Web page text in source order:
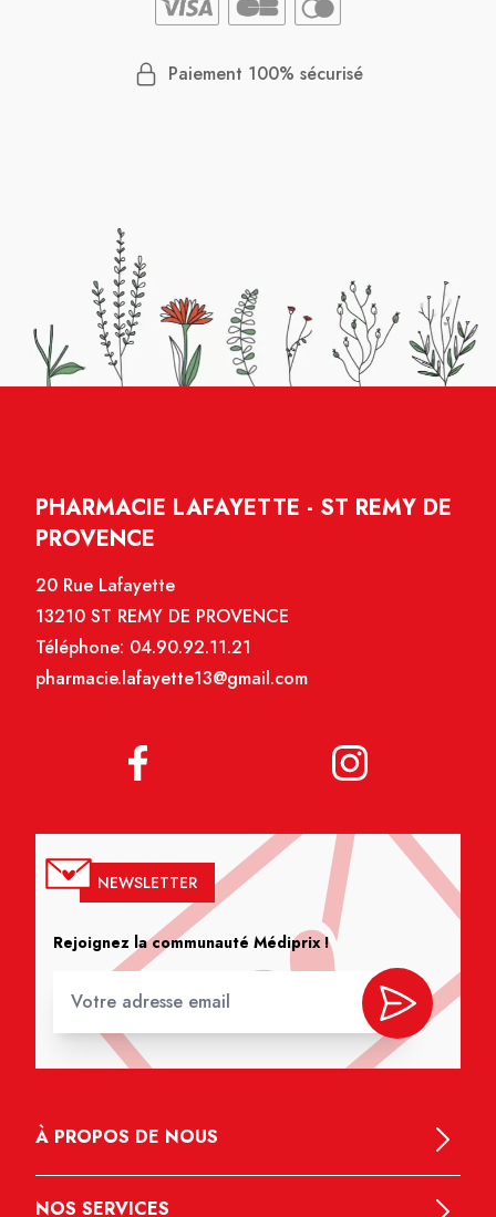
Paiement 100% sécurisé
PHARMACIE LAFAYETTE - ST REMY DE
PROVENCE
20 Rue Lafayette
13210 ST REMY DE PROVENCE
Téléphone: 04.90.92.11.21
pharmacie.lafayette13@gmail.com
NEWSLETTER
Rejoignez la communauté Médiprix !
À PROPOS DE NOUS
NOS SERVICES